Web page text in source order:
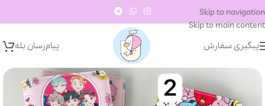
Skip to navigation
Skip to main content
پیگیری سفارش
پیام‌رسان‌ بله